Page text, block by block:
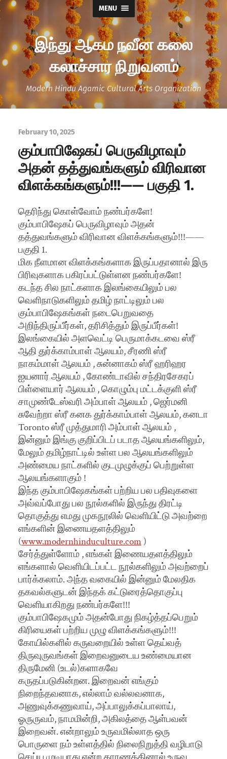
MENU
இந்து ஆகம நவீன கலை
கலாச்சார நிறுவனம்
Modern Hindu Agamic Cultural Arts Organization
February 10, 2025
கும்பாபிஷேகப் பெருவிழாவும்
அதன் தத்துவங்களும் விரிவான
விளக்கங்களும்!!!—— பகுதி 1.
தெரிந்து கொள்வோம் நண்பர்களே!
கும்பாபிஷேகப் பெருவிழாவும் அதன்
தத்துவங்களும் விரிவான விளக்கங்களும்!!!——
பகுதி 1.
மிக நீளமான விளக்கங்களாக இருப்பதானால் இரு
பிரிவுகளாக பகிரப்பட்டுள்ளன நண்பர்களே!
கடந்த சில நாட்களாக இலங்கையிலும் பல
வெளிநாடுகளிலும் தமிழ் நாட்டிலும் பல
கும்பாபிஷேகங்கள் நடைபெறுவதை
அறிந்திருப்பீர்கள், தரிசித்தும் இருப்பீர்கள்!
இலங்கையில் அளவெட்டி பெருமாக்கடவை ஸ்ரீ
ஆதி துர்க்காம்பாள் ஆலயம், சீரணி ஸ்ரீ
நாகம்மாள் ஆலயம் , சுன்னாகம் ஸ்ரீ ஹரிஹர
ஐயனார் ஆலயம் , கோண்டாவில் சந்திரசேகரப்
பிள்ளையார் ஆலயம் , கொழும்பு மட்டக்குளி ஸ்ரீ
சாமுண்டேஸ்வரி அம்பாள் ஆலயம் , ஜெர்மனி
சுவேற்றா ஸ்ரீ கனக துர்க்காம்பாள் ஆலயம், கனடா
Toronto ஸ்ரீ முத்துமாரி அம்பாள் ஆலயம் ,
இன்னும் இங்கு குறிப்பிடப் படாத ஆலயங்களிலும்,
மேலும் தமிழ்நாட்டில் உள்ள பல ஆலயங்களிலும்
அண்மைய நாட்களில் குடமுழுக்குப் பெற்றுள்ள
ஆலயங்களாகும் !
இந்த கும்பாபிஷேகங்கள் பற்றிய பல பதிவுகளை
அவ்வப்போது பல நூல்களில் இருந்து திரட்டி
தொகுத்து எமது முகநூலில் வெளியிட்டு அவற்றை
எங்களின் இணையதளத்திலும்
(www.modernhinduculture.com)
சேர்த்துள்ளோம் , எங்கள் இணையதளத்திலும்
எங்களால் வெளியிடப்பட்ட நூல்களிலும் அவற்றைப்
பார்க்கலாம். அந்த வகையில் இன்னும் மேலதிக
தகவல்களுடன் இந்தக் கட்டுரைத்தொகுப்பு
வெளியாகிறது நண்பர்களே!!!
கும்பாபிஷேகமும் அதன்போது நிகழ்த்தப்பெறும்
கிரியைகள் பற்றிய முழு விளக்கங்களும்!!!
கோயில்களில் கருவறையில் உள்ள தெய்வத்
திருவுருவங்கள் இறைவனுடைய உண்மையான
திருமேனி (உடல்)களாகவே
கருதப்படுகின்றன. இறைவன் எங்கும்
நிறைந்தவனாக, எல்லாம் வல்லவனாக,
அணுவுக்கணுவாய், அப்பாலுக்கப்பாலாய்,
ஓருருவம், நாமமின்றி, அகிலத்தை ஆள்பவன்
இறைவன். என்றாலும் உருவமில்லாத ஒரு
பொருளை நம் உள்ளத்தில் நிலைநிறுத்தி வழிபாடு